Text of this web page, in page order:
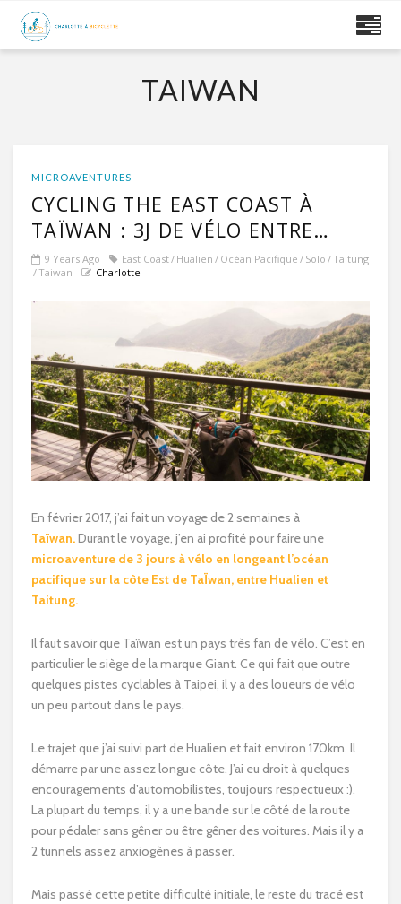
TAIWAN
MICROAVENTURES
CYCLING THE EAST COAST À
TAÏWAN : 3J DE VÉLO ENTRE
HUALIEN ET TAITUNG
9 Years Ago East Coast Hualien Océan Pacifique Solo Taitung
Taiwan
Charlotte
En février 2017, j’ai fait un voyage de 2 semaines à
Taïwan.Durant le voyage, j’en ai profité pour faire une
microaventure de 3 jours à vélo en longeant l’océan
pacifique sur la côte Est de TaÏwan, entre Hualien et
Taitung.
Il faut savoir que Taïwan est un pays très fan de vélo. C’est en
particulier le siège de la marque Giant. Ce qui fait que outre
quelques pistes cyclables à Taipei, il y a des loueurs de vélo
un peu partout dans le pays.
Le trajet que j’ai suivi part de Hualien et fait environ 170km. Il
démarre par une assez longue côte. J’ai eu droit à quelques
encouragements d’automobilistes, toujours respectueux :).
La plupart du temps, il y a une bande sur le côté de la route
pour pédaler sans gêner ou être gêner des voitures. Mais il y a
2 tunnels assez anxiogènes à passer.
Mais passé cette petite difficulté initiale, le reste du tracé est